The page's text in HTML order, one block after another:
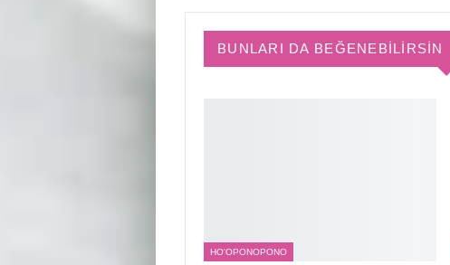
BUNLARI DA BEĞENEBILIRSIN
HO'OPONOPONO